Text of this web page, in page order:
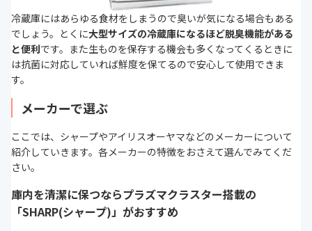
冷蔵庫にはあらゆる食材をしまうので臭いが気になる場合もある
でしょう。とくに大型サイズの冷蔵庫になるほど脱臭機能がある
と便利です。また生ものを保存する機会も多くなってくるときに
は抗菌に対応していれば鮮度を保てるので安心して使用できま
す。
メーカーで選ぶ
ここでは、シャープやアイリスオーヤマなどのメーカーについて
紹介していきます。各メーカーの特徴をおさえて選んでみてくだ
さい。
庫内を清潔に保つならプラズマクラスター搭載の
「SHARP(シャープ)」がおすすめ